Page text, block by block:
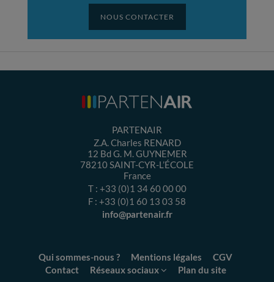
NOUS CONTACTER
PARTENAIR
Z.A. Charles RENARD
12 Bd G. M. GUYNEMER
78210SAINT-CYR-L’ÉCOLE
France
T : +33 (0)1 34 60 00 00
F : +33 (0)1 60 13 03 58
info@partenair.fr
Qui sommes-nous ? Mentions légales
CGV
Contact
Réseaux sociaux Plan du site